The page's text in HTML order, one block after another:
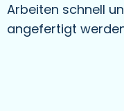
Arbeiten schnell
angefertigt